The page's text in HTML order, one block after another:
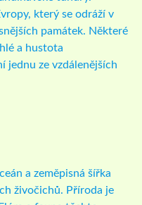
který se odráží v
památek. Některé
a hustota
jednu ze vzdálenějších
a zeměpisná šířka
živočichů. Příroda je